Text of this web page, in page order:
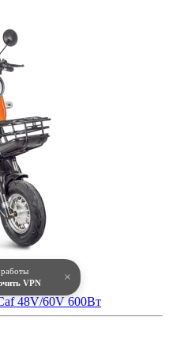
VPN ×
48V/60V 600Вт